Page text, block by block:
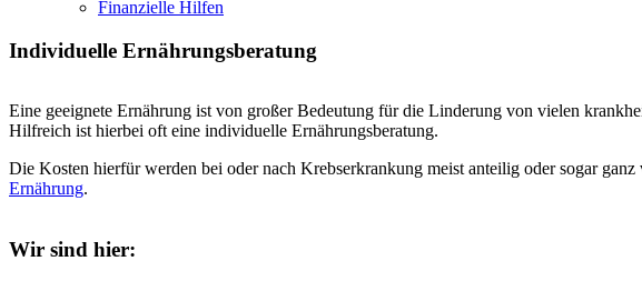
Finanzielle Hilfen
Individuelle Ernährungsberatung
Eine geeignete Ernährung ist von großer Bedeutung für die Linderung von vielen
Hilfreich ist hierbei oft eine individuelle Ernährungsberatung.
Die Kosten hierfür werden bei oder nach Krebserkrankung meist anteilig oder sogar
Ernährung.
Wir sind hier: